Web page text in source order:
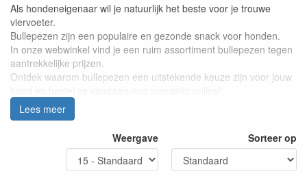
Als hondeneigenaar wil je natuurlijk het beste voor je trouwe
viervoeter.
Bullepezen zijn een populaire en gezonde snack voor honden.
In onze webwinkel vind je een ruim assortiment bullepezen tegen
aantrekkelijke prijzen.
Ontdek waarom bullepezen een uitstekende keuze zijn voor jouw
Waarom bullepezen een gezonde snack zijn
Bullepezen zijn niet alleen een lekkere traktatie voor honden,
maar bieden ook verschillende gezondheidsvoordelen:
Lees meer
Weergave Sorteer op